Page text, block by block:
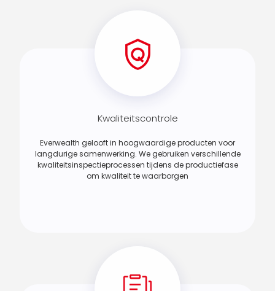
Kwaliteitscontrole
Everwealth gelooft in hoogwaardige producten voor
langdurige samenwerking. We gebruiken verschillende
kwaliteitsinspectieprocessen tijdens de productiefase
om kwaliteit te waarborgen